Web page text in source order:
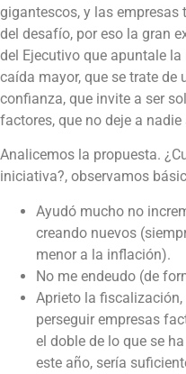
gigantescos, y las empresas
del desafío, por eso la gran
del Ejecutivo que apuntale
caída mayor, que se trate de
confianza, que invite a ser
factores, que no deje a
Analicemos la propuesta.
iniciativa?, observamos
Ayudó mucho no
creando nuevos
menor a la inflación).
No me endeudo (de
Aprieto la
perseguir empresas
el doble de lo que se
este año, sería